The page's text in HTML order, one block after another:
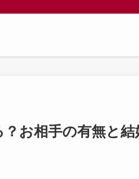
お相手の有無と結